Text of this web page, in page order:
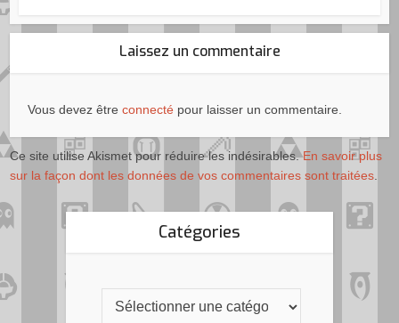
Laissez un commentaire
Vous devez êtreconnecté pour laisser un commentaire.
Ce site utilise Akismet pour réduire les indésirables.En savoir plus
sur la façon dont les données de vos commentaires sont traitées.
Catégories